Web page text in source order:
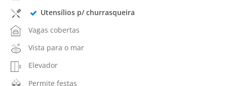
Utensílios p/ churrasqueira
Vagas cobertas
Vista para o mar
Elevador
Permite festas